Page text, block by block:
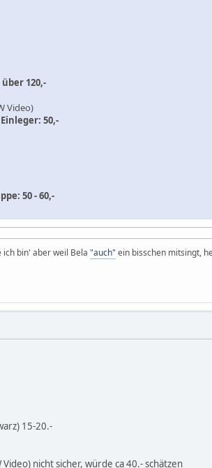
über 120,-
Video)
Einleger: 50,-
50 - 60,-
bin' aber weil Bela "auch" ein bisschen mitsingt,
15-20.-
nicht sicher, würde ca 40.- schätzen